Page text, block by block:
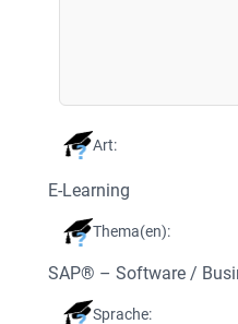
Art:
E-Learning
Thema(en):
SAP® – Software /
Sprache: